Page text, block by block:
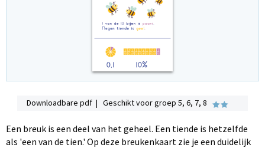
Downloadbare pdf | Geschikt voor groep 5, 6, 7, 8
Een breuk is een deel van het geheel. Een tiende is hetzelfde
als 'een van de tien.' Op deze breukenkaart zie je een duidelijk